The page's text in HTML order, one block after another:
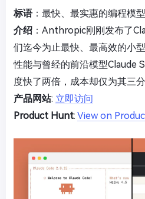
标语：最快、最实惠的编程模型
介绍 ：Anthropic刚刚发布了
们迄今为止最快、最高效的小
性能与曾经的前沿模型Claude
度快了两倍，成本却仅为其三分
产品网站: 立即访问
Product Hunt: View on